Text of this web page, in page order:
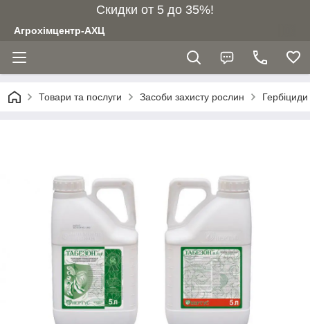
Скидки от 5 до 35%!
Агрохімцентр-АХЦ
Товари та послуги Засоби захисту рослин Гербіциди